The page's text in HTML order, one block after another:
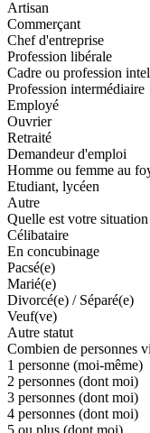
Artisan
Commerçant
Chef d'entreprise
Profession libérale
Cadre ou profession
Profession intermédiaire
Employé
Ouvrier
Retraité
Demandeur d'emploi
Homme ou femme au
Etudiant, lycéen
Autre
Quelle est votre
Célibataire
En concubinage
Pacsé(e)
Marié(e)
Divorcé(e) / Séparé(e)
Veuf(ve)
Autre statut
Combien de personnes
1 personne (moi-même)
2 personnes (dont moi)
3 personnes (dont moi)
4 personnes (dont moi)
5 ou plus (dont moi)